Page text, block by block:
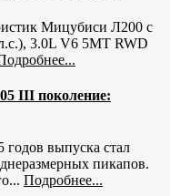
Мицубиси Л200 с
3.0L V6 5MT RWD
III поколение:
годов выпуска стал
пикапов.
Подробнее...